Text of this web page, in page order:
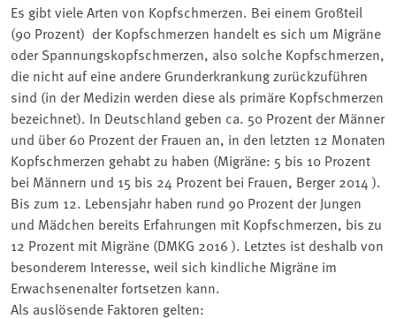
Es gibt viele Arten von Kopfschmerzen. Bei einem Großteil
(90 Prozent) der Kopfschmerzen handelt es sich um Migräne
oder Spannungskopfschmerzen, also solche Kopfschmerzen,
die nicht auf eine andere Grunderkrankung zurückzuführen
sind (in der Medizin werden diese als primäre Kopfschmerzen
bezeichnet). In Deutschland geben ca. 50 Prozent der Männer
und über 60 Prozent der Frauen an, in den letzten 12 Monaten
Kopfschmerzen gehabt zu haben (Migräne: 5 bis 10 Prozent
bei Männern und 15 bis 24 Prozent bei Frauen, Berger 2014 ).
Bis zum 12. Lebensjahr haben rund 90 Prozent der Jungen
und Mädchen bereits Erfahrungen mit Kopfschmerzen, bis zu
12 Prozent mit Migräne (DMKG 2016 ). Letztes ist deshalb von
besonderem Interesse, weil sich kindliche Migräne im
Erwachsenenalter fortsetzen kann.
Als auslösende Faktoren gelten: